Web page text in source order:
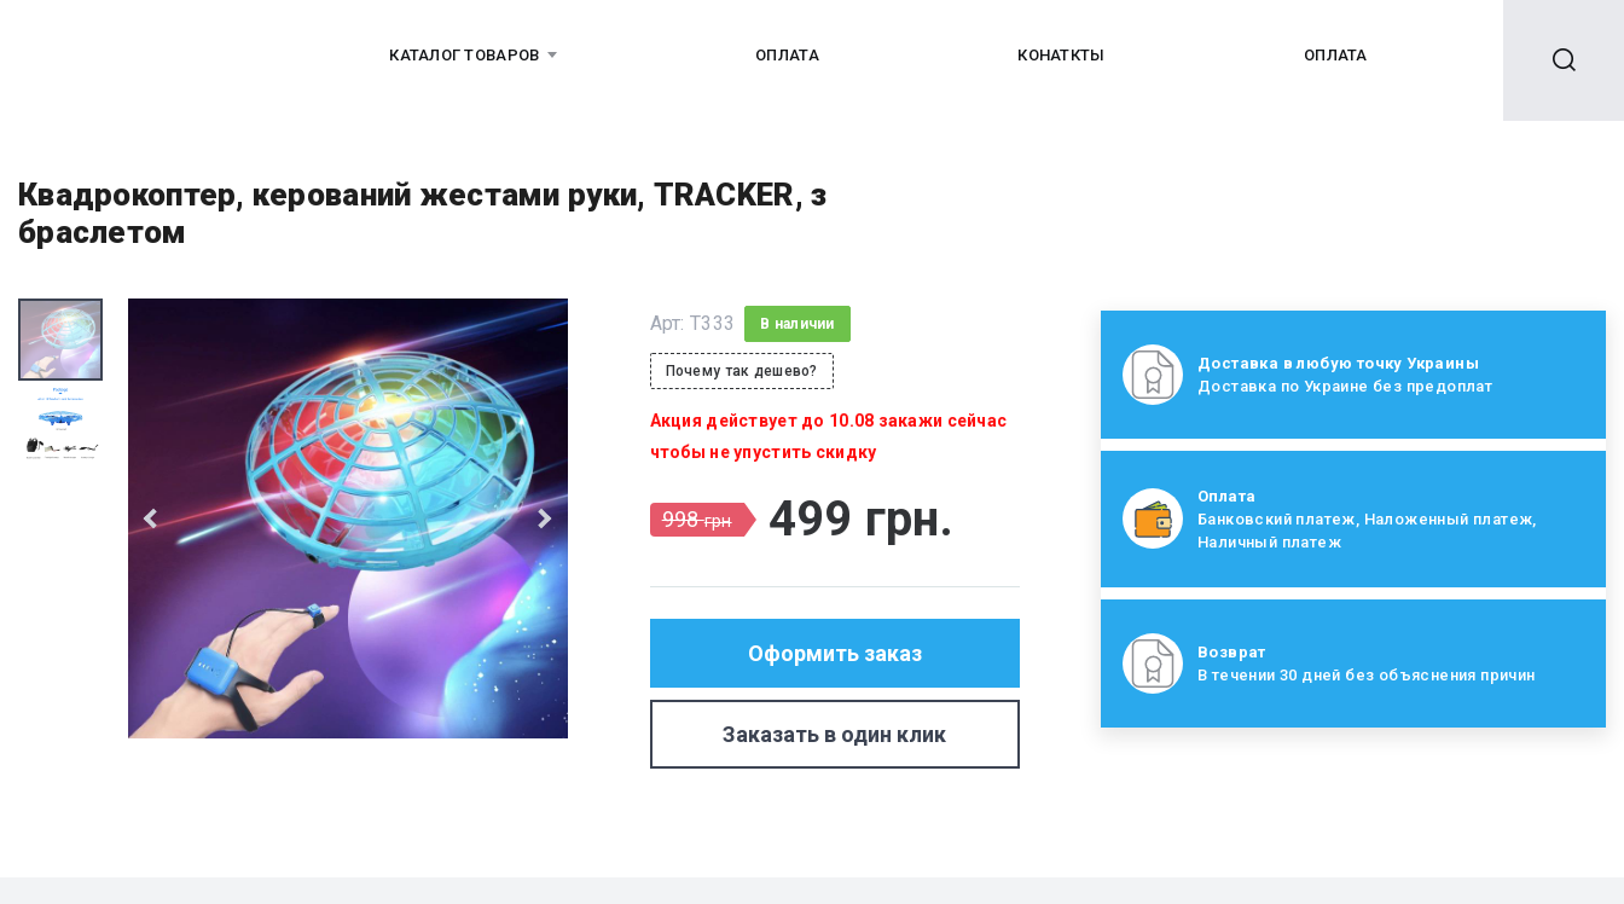
КАТАЛОГ ТОВАРОВ ОПЛАТА КОНАТКТЫ ОПЛАТА
Квадрокоптер, керований жестами руки, TRACKER, з
браслетом
Арт:T333 В наличии
Почему так дешево?
Акция действует до 10.08 закажи сейчас
чтобы не упустить скидку
998грн 499 грн.
Оформить заказ
Заказать в один клик
Доставка в любую точку Украины
Доставка по Украине без предоплат
Оплата
Банковский платеж, Наложенный платеж,
Наличный платеж
Возврат
В течении 30 дней без объяснения причин